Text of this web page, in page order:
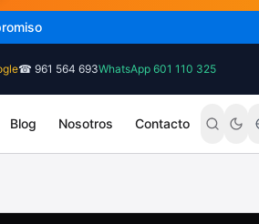
☎ 961 564 693WhatsApp 601 110 325
Blog Nosotros Contacto